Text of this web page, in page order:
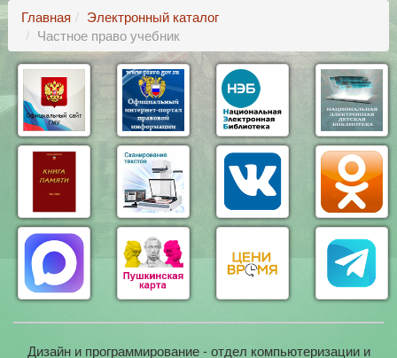
Главная
Электронный каталог
Частное право учебник
Дизайн и программирование - отдел компьютеризации и